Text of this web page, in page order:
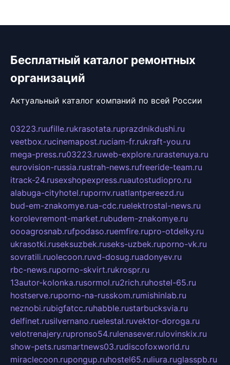
Бесплатный каталог ремонтных
организаций
Актуальный каталог компаний по всей России
03223.ruufille.rukrasotata.ruprazdnikdushi.ru
veetbox.rucinemapost.ruciam-fr.rukraft-you.ru
mega-press.ru03223.ruweb-explore.rurastenuya.ru
eurovision-russia.rustrah-news.rufreeride-team.ru
itrack-24.rusexshopexpress.ruautostudiopro.ru
alabuga-cityhotel.rupornv.ruatlantpereezd.ru
bud-em-znakomye.rua-cdc.ruelektrostal-news.ru
korolevremont-market.rubudem-znakomye.ru
oooagrosnab.rufpodaso.ruemfire.rupro-otdelky.ru
ukrasotki.ruseksuzbek.ruseks-uzbek.ruporno-vk.ru
sovratili.ruolecoon.ruvd-dosug.ruadonyev.ru
rbc-news.ruporno-skvirt.rukrospr.ru
13autor-kolonka.rusormol.ru2rich.ruhostel-65.ru
hostserve.ruporno-na-russkom.rumishinlab.ru
neznobi.rubigfatcc.ruhabble.rustarbucksvia.ru
delfinet.rusilvernano.ruelestal.ruvektor-doroga.ru
velotrenajery.rupronso54.rulenasever.rulovinskix.ru
show-pets.rusmartnews03.rudiscofoxworld.ru
miraclecoon.rupongup.ruhostel65.ruliura.ruglasspb.ru